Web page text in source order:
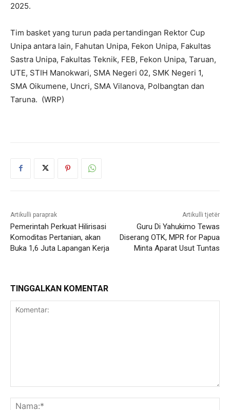
2025.
Tim basket yang turun pada pertandingan Rektor Cup
Unipa antara lain, Fahutan Unipa, Fekon Unipa, Fakultas
Sastra Unipa, Fakultas Teknik, FEB, Fekon Unipa, Taruan,
UTE, STIH Manokwari, SMA Negeri 02, SMK Negeri 1,
SMA Oikumene, Uncri, SMA Vilanova, Polbangtan dan
Taruna. (WRP)
Artikulli paraprak
Pemerintah Perkuat Hilirisasi
Komoditas Pertanian, akan
Buka 1,6 Juta Lapangan Kerja
Artikulli tjetër
Guru Di Yahukimo Tewas
Diserang OTK, MPR for Papua
Minta Aparat Usut Tuntas
TINGGALKAN KOMENTAR